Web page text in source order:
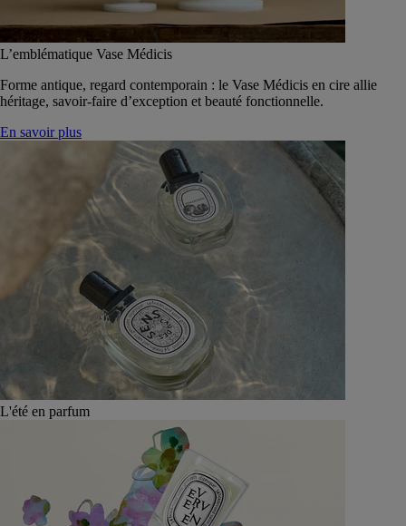
L’emblématique Vase Médicis
Forme antique, regard contemporain : le Vase Médicis en cire allie
héritage, savoir-faire d’exception et beauté fonctionnelle.
En savoir plus
L'été en parfum